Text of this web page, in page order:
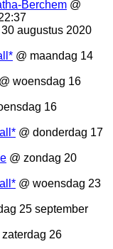
Berchem @
augustus 2020
@ maandag 14
@ woensdag 16
16
@ donderdag 17
@ zondag 20
@ woensdag 23
25 september
zaterdag 26